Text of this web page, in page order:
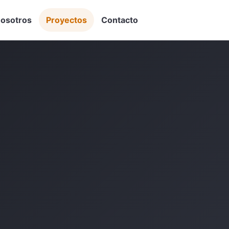
Proyectos Contacto